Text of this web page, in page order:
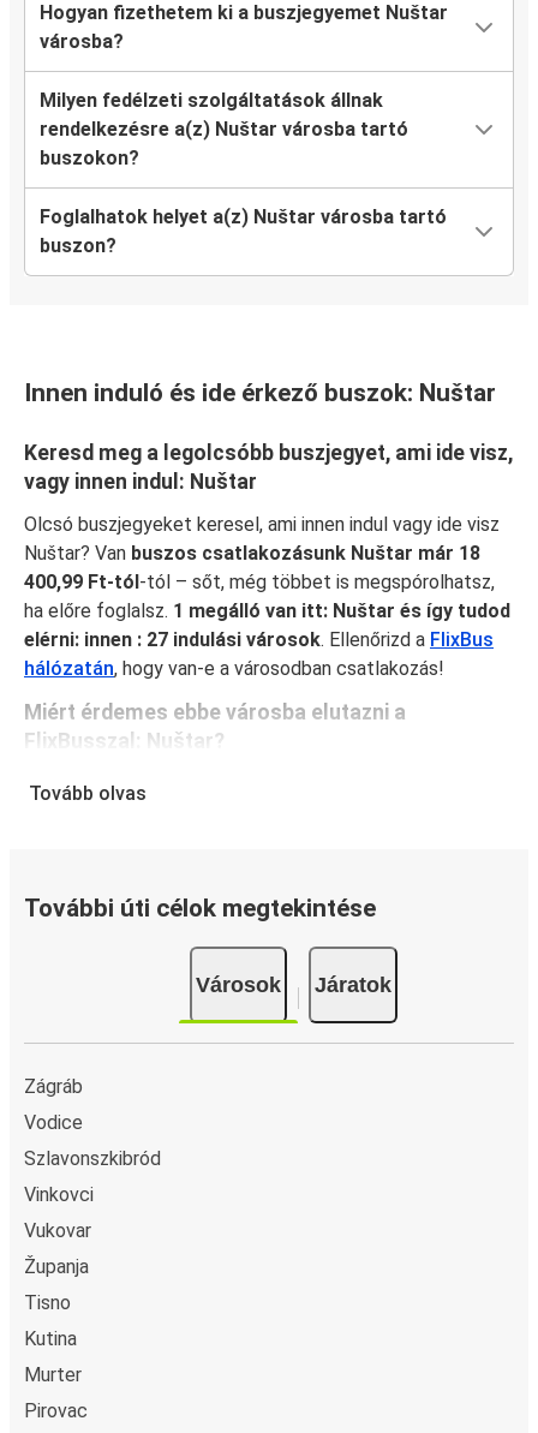
Hogyan fizethetem ki a buszjegyemet Nuštar
városba?
Milyen fedélzeti szolgáltatások állnak
rendelkezésre a(z) Nuštar városba tartó
buszokon?
Foglalhatok helyet a(z) Nuštar városba tartó
buszon?
Innen induló és ide érkező buszok: Nuštar
Keresd meg a legolcsóbb buszjegyet, ami ide visz,
vagy innen indul: Nuštar
Olcsó buszjegyeket keresel, ami innen indul vagy ide visz
Nuštar? Van buszos csatlakozásunk Nuštar már 18
400,99 Ft-tól -tól – sőt, még többet is megspórolhatsz,
ha előre foglalsz. 1 megálló van itt: Nuštar és így tudod
elérni: innen : 27 indulási városok. Ellenőrizd a FlixBus
hálózatán, hogy van-e a városodban csatlakozás!
Miért érdemes ebbe városba elutazni a
FlixBusszal: Nuštar?
A FlixBus egyesíti magában a megfizethetőséget és a
és a csatlakozóaljzatok. Foglaláskor válaszd ki kedvenc
ülőhelyed, és utazz teljes nyugalomban, mert a jegyed
fedezi a kézipoggyászodat és egy feladott poggyászt is.
A jegyfoglalás a FlixBusnál gyerekjáték: a FlixBus App
foglalást. Ha online vásárolsz jegyet innen vagy ide:
Nuštar, különböző biztonságos online fizetési módok
közül választhatsz, mint például hitelkártya, Paypal,
Google és Apple Pay. Arra is lehetőség van, hogy a
Tovább olvas
További úti célok megtekintése
Városok Járatok
Zágráb
Vodice
Szlavonszkibród
Vinkovci
Vukovar
Županja
Tisno
Kutina
Murter
Pirovac